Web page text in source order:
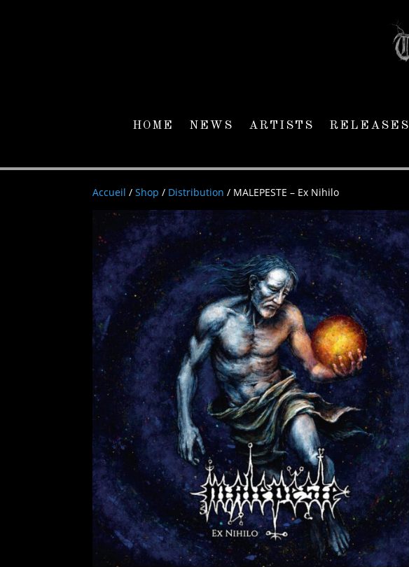
HOME NEWS ARTISTS RELEASES
Accueil / Shop / Distribution / MALEPESTE – Ex Nihilo